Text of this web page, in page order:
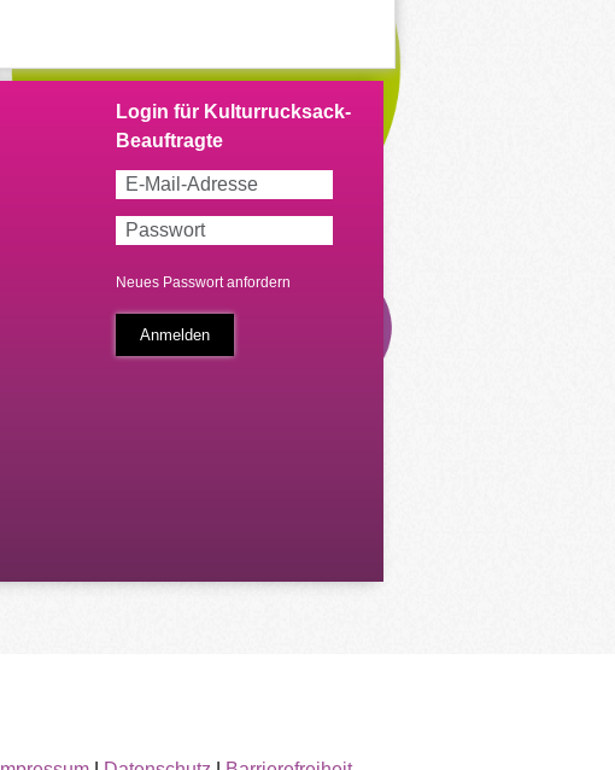
Neues Passwort anfordern